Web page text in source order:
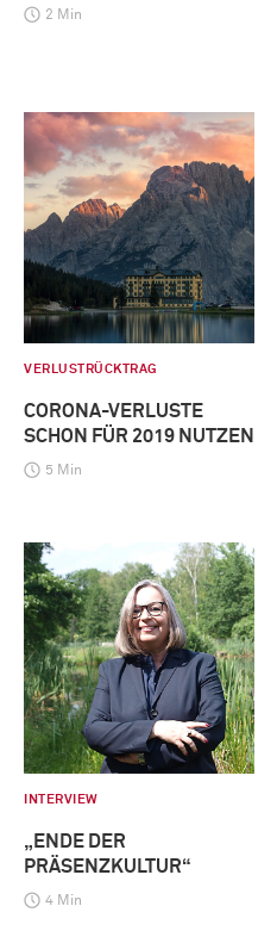
2 Min
VERLUSTRÜCKTRAG
CORONA-VERLUSTE
SCHON FÜR 2019 NUTZEN
5 Min
INTERVIEW
„ENDE DER
PRÄSENZKULTUR“
4 Min